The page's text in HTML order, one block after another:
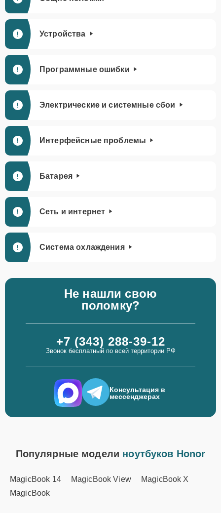
Устройства
Программные ошибки
Электрические и системные сбои
Интерфейсные проблемы
Батарея
Сеть и интернет
Система охлаждения
Не нашли свою
поломку?
+7 (343) 288-39-12
Звонок бесплатный по всей территории РФ
Консультация в
мессенджерах
Популярные модели ноутбуков Honor
MagicBook 14 MagicBook View
MagicBook X
MagicBook